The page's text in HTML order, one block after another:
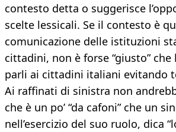
contesto detta o suggerisce
scelte lessicali. Se il contesto è
comunicazione delle istituzioni
cittadini, non è forse “giusto”
parli ai cittadini italiani evitando
Ai raffinati di sinistra non
che è un po’ “da cafoni” che un
nell’esercizio del suo ruolo, dica